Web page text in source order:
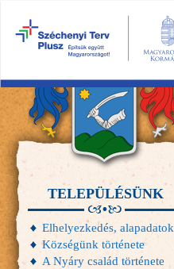
TELEPÜLÉSÜNK
Elhelyezkedés, alapadatok
Községünk története
A Nyáry család története